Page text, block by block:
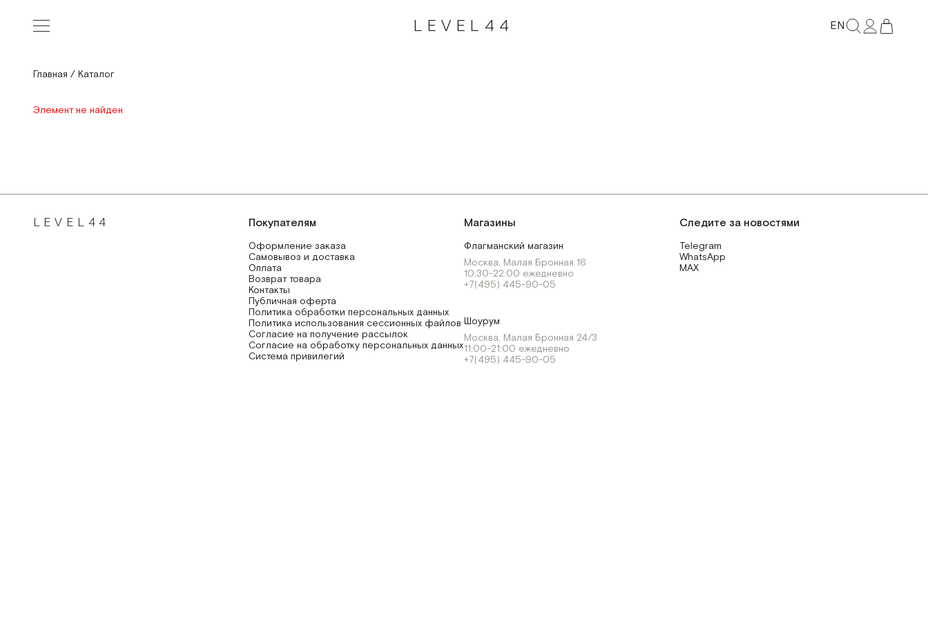
LEVEL44 EN
Главная / Каталог
Элемент не найден
Следите за новостями
Telegram
WhatsApp
MAX
Магазины
Флагманский магазин
Москва, Малая Бронная 16
10:30-22:00 ежедневно
+7(495) 445-90-05
Шоурум
Москва, Малая Бронная 24/3
11:00-21:00 ежедневно
+7(495) 445-90-05
Покупателям
Оформление заказа
Самовывоз и доставка
Оплата
Возврат товара
Контакты
Публичная оферта
Политика обработки персональных данных
Политика использования сессионных файлов
Согласие на получение рассылок
Согласие на обработку персональных данных
Система привилегий
LEVEL44